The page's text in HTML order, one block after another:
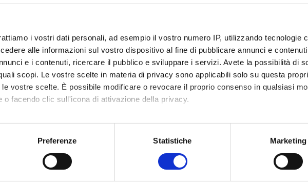
i vostri dati personali, ad esempio il vostro numero IP, utilizzando tecnologie
alle informazioni sul vostro dispositivo al fine di pubblicare annunci e contenuti
e i contenuti, ricercare il pubblico e sviluppare i servizi. Avete la possibilità di
scopi. Le vostre scelte in materia di privacy sono applicabili solo su questa
vostre scelte. È possibile modificare o revocare il proprio consenso in qualsiasi
o facendo clic sull'icona di attivazione della privacy.
anche:
sulla tua posizione geografica, con un'approssimazione di qualche metro,
Preferenze Statistiche Marketing
2.2 (Prerequisito ICDL Full Standard)
(SC)
un documento ufficiale e personale, emesso da AICA, costituito materialmente da un
il suo proprietario all’effettuazione di esami ICDL e consente la registrazione degli
univoco, è di proprietà del candidato che l’ha acquistata e può essere
a questo documento per la registrazione delle certificazioni BASE E FULL STANDARD.
date di esame scrivere a certificazioni.it@uniecampus.it